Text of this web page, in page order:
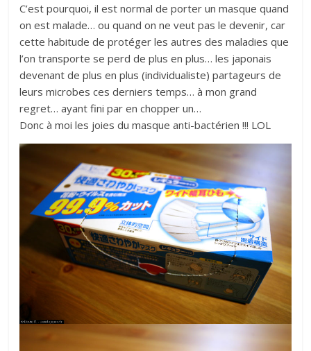
C’est pourquoi, il est normal de porter un masque quand
on est malade… ou quand on ne veut pas le devenir, car
cette habitude de protéger les autres des maladies que
l’on transporte se perd de plus en plus… les japonais
devenant de plus en plus (individualiste) partageurs de
leurs microbes ces derniers temps… à mon grand
regret… ayant fini par en chopper un…
Donc à moi les joies du masque anti-bactérien !!! LOL